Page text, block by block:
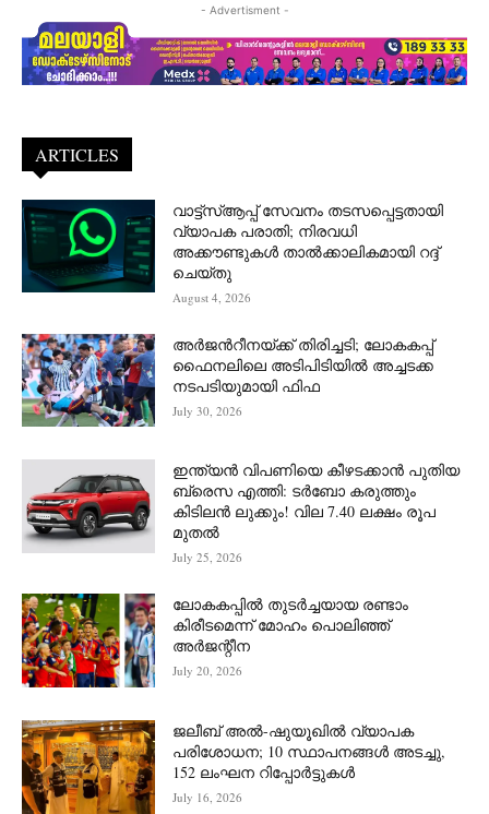
- Advertisment -
ARTICLES
വാട്ട്‌സ്ആപ്പ് സേവനം തടസപ്പെട്ടതായി
വ്യാപക പരാതി; നിരവധി
അക്കൗണ്ടുകൾ താൽക്കാലികമായി റദ്ദ്
ചെയ്തു
August 4, 2026
അർജന്‍റീനയ്ക്ക് തിരിച്ചടി; ലോകകപ്പ്
ഫൈനലിലെ അടിപിടിയിൽ അച്ചടക്ക
നടപടിയുമായി ഫിഫ
July 30, 2026
ഇന്ത്യൻ വിപണിയെ കീഴടക്കാന്‍ പുതിയ
ബ്രെസ എത്തി: ടർബോ കരുത്തും
കിടിലൻ ലുക്കും! വില 7.40 ലക്ഷം രൂപ
മുതൽ
July 25, 2026
ലോകകപ്പിൽ തുടർച്ചയായ രണ്ടാം
കിരീടമെന്ന് മോഹം പൊലിഞ്ഞ്
അർ‍ജന്റീന
July 20, 2026
ജലീബ് അൽ-ഷുയൂഖിൽ വ്യാപക
പരിശോധന; 10 സ്ഥാപനങ്ങൾ അടച്ചു,
152 ലംഘന റിപ്പോർട്ടുകൾ
July 16, 2026